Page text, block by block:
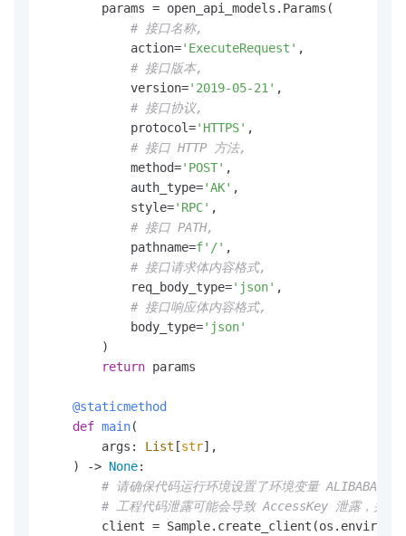
        params = open_api_models.Params(
# 接口名称,
            action=
'ExecuteRequest' ,
# 接口版本,
            version=
'2019-05-21' ,
# 接口协议,
            protocol=
'HTTPS' ,
# 接口 HTTP 方法,
            method=
'POST' ,
            auth_type=
'AK' ,
            style=
'RPC' ,
# 接口 PATH,
            pathname=
f'/' ,
# 接口请求体内容格式,
            req_body_type=
'json' ,
# 接口响应体内容格式,
            body_type=
'json'
        )
return params
    @staticmethod
def main(
        args:
List [str],
) -> None:
# 请确保代码运行环境设置了环境变量
# 工程代码泄露可能会导致 AccessKey 泄露，并威
        client = Sample.create_client(os.environ[